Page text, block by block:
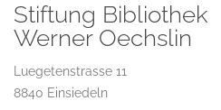
Stiftung Bibliothek
Werner Oechslin
Luegetenstrasse 11
8840 Einsiedeln